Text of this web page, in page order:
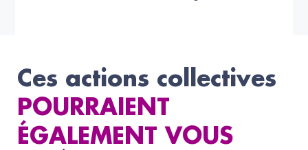
Ces actions collectives
POURRAIENT
ÉGALEMENT VOUS